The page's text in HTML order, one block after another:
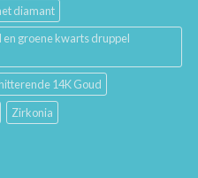
diamant
en groene kwarts druppel
14K Goud
Zirkonia